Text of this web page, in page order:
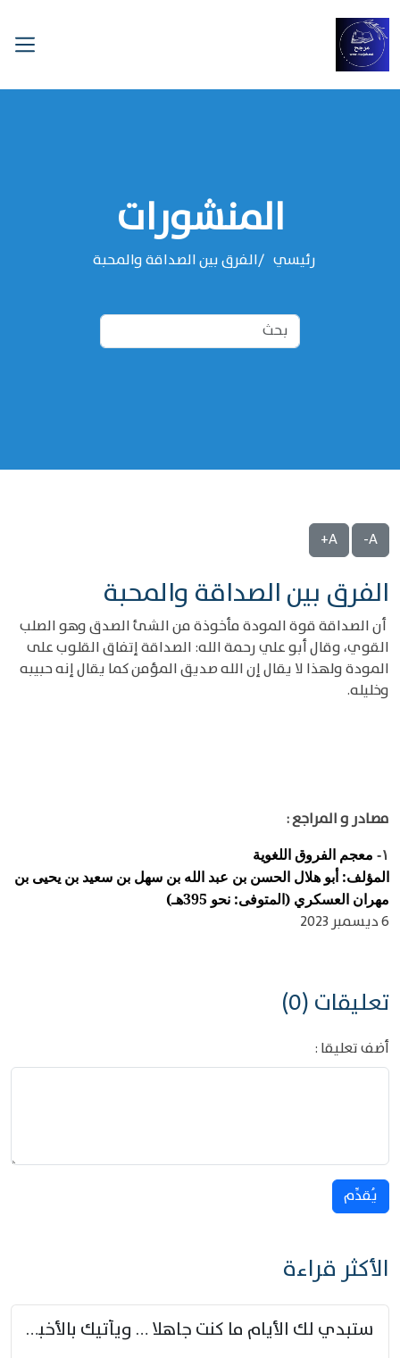
المنشورات
رئيسي الفرق بين الصداقة والمحبة
A-
A+
الفرق بين الصداقة والمحبة
أن الصداقة قوة المودة مأخوذة من الشئ الصدق وهو الصلب
القوي، وقال أبو علي رحمة الله: الصداقة إتفاق القلوب على
المودة ولهذا لا يقال إن الله صديق المؤمن كما يقال إنه حبيبه
وخليله.
مصادر و المراجع :
١-
معجم الفروق اللغوية
المؤلف: أبو هلال الحسن بن عبد الله بن سهل بن سعيد بن يحيى بن
مهران العسكري (المتوفى: نحو 395هـ)
6 ديسمبر 2023
تعليقات (0)
أضف تعليقا :
يُقدِّم
الأكثر قراءة
ستبدي لك الأيام ما كنت جاهلا … ويأتيك بالأخبار من لم تزوّد